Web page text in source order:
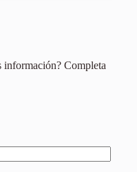
información? Completa